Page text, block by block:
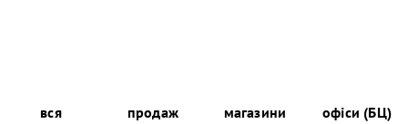
вся
продаж
магазини
офіси (БЦ)